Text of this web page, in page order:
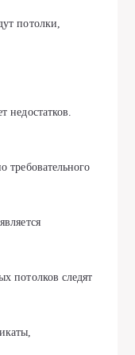
потолки,
недостатков.
требовательного
потолков следят